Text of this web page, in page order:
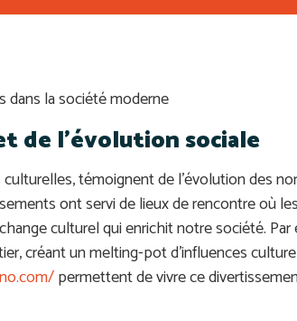
dans la société moderne
de l’évolution sociale
témoignent de l’évolution des
ont servi de lieux de rencontre où
culturel qui enrichit notre société.
créant un melting-pot d’influences
permettent de vivre ce